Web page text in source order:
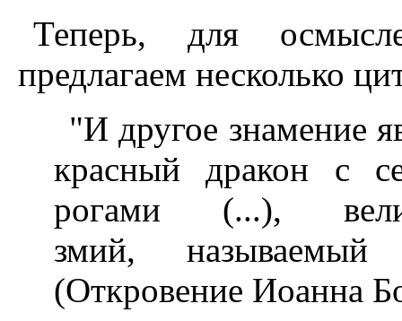
Теперь, для
предлагаем несколько
"И другое знамение
красный дракон с
рогами (...),
змий,
(Откровение Иоанна